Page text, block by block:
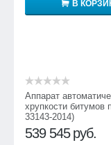
В
Аппарат
хрупкости
33143-2014)
539 545 руб.